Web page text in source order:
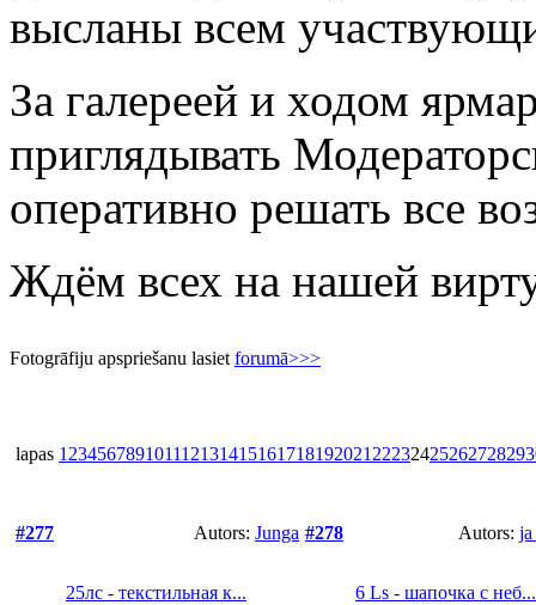
высланы всем
За галереей и ходом
приглядывать
оперативно решать все
Ждём всех на нашей
Fotogrāfiju apspriešanu lasiet forumā>>>
lapas 1 23456789101112131415161718192021 2223242526272829
#277 Autors: Junga
25лс - текстильная к...
#278 Autors:
6 Ls - шапочка с неб...